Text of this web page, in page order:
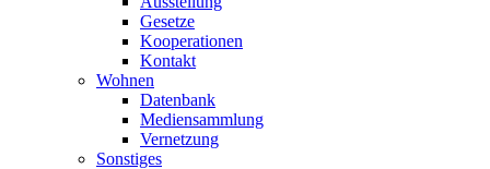
Gesetze
Kooperationen
Kontakt
Wohnen
Datenbank
Mediensammlung
Vernetzung
Sonstiges